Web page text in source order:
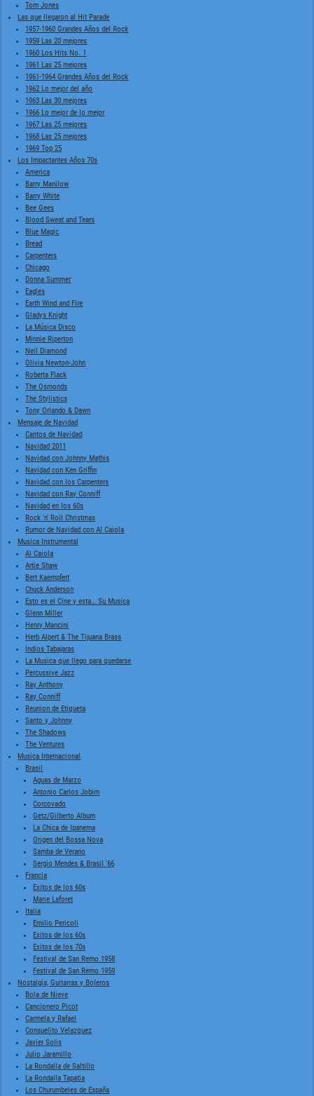
Tom Jones
Las que llegaron al Hit Parade
1957-1960 Grandes Años del Rock
1959 Las 20 mejores
1960 Los Hits No. 1
1961 Las 25 mejores
1961-1964 Grandes Años del Rock
1962 Lo mejor del año
1963 Las 30 mejores
1966 Lo mejor de lo mejor
1967 Las 25 mejores
1968 Las 25 mejores
1969 Top 25
Los Impactantes Años 70s
America
Barry Manilow
Barry White
Bee Gees
Blood Sweat and Tears
Blue Magic
Bread
Carpenters
Chicago
Donna Summer
Eagles
Earth Wind and Fire
Gladys Knight
La Música Disco
Minnie Riperton
Neil Diamond
Olivia Newton-John
Roberta Flack
The Osmonds
The Stylistics
Tony Orlando & Dawn
Mensaje de Navidad
Cantos de Navidad
Navidad 2011
Navidad con Johnny Mathis
Navidad con Ken Griffin
Navidad con los Carpenters
Navidad con Ray Conniff
Navidad en los 60s
Rock 'n' Roll Christmas
Rumor de Navidad con Al Caiola
Musica Instrumental
Al Caiola
Artie Shaw
Bert Kaempfert
Chuck Anderson
Esto es el Cine y esta… Su Musica
Glenn Miller
Henry Mancini
Herb Alpert & The Tijuana Brass
Indios Tabajaras
La Musica que llego para quedarse
Percussive Jazz
Ray Anthony
Ray Conniff
Reunion de Etiqueta
Santo y Johnny
The Shadows
The Ventures
Musica Internacional
Brasil
Aguas de Marzo
Antonio Carlos Jobim
Corcovado
Getz/Gilberto Album
La Chica de Ipanema
Origen del Bossa Nova
Samba de Verano
Sergio Mendes & Brasil '66
Francia
Exitos de los 60s
Marie Laforet
Italia
Emilio Pericoli
Exitos de los 60s
Exitos de los 70s
Festival de San Remo 1958
Festival de San Remo 1959
Nostalgia, Guitarras y Boleros
Bola de Nieve
Cancionero Picot
Carmela y Rafael
Consuelito Velazquez
Javier Solis
Julio Jaramillo
La Rondalla de Saltillo
La Rondalla Tapatia
Los Churumbeles de España